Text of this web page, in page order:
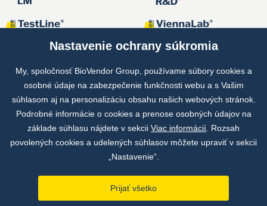
Spoločné projekty
Nastavenie ochrany súkromia
My, spoločnosť BioVendor Group, používame súbory cookies a
osobné údaje na zabezpečenie funkčnosti webu a s Vašim
súhlasom aj na personalizáciu obsahu našich webových stránok.
Podrobné informácie o cookies a prenose osobných údajov na
základe súhlasu nájdete v sekcii Viac informácií . Rozsah
povolených cookies a udelených súhlasov môžete upraviť v sekcii
„Nastavenie“.
Prijať všetko